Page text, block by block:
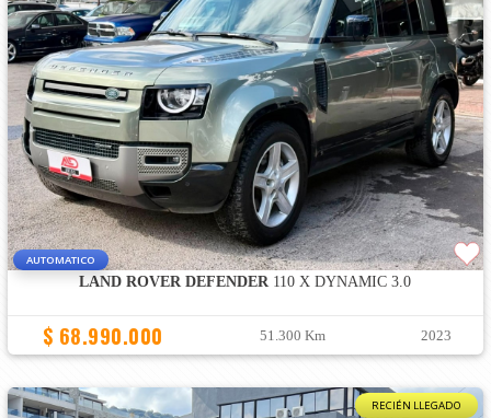
AUTOMATICO
LAND ROVER DEFENDER110 X DYNAMIC 3.0
$ 68.990.000 51.300 Km 2023
RECIÉN LLEGADO